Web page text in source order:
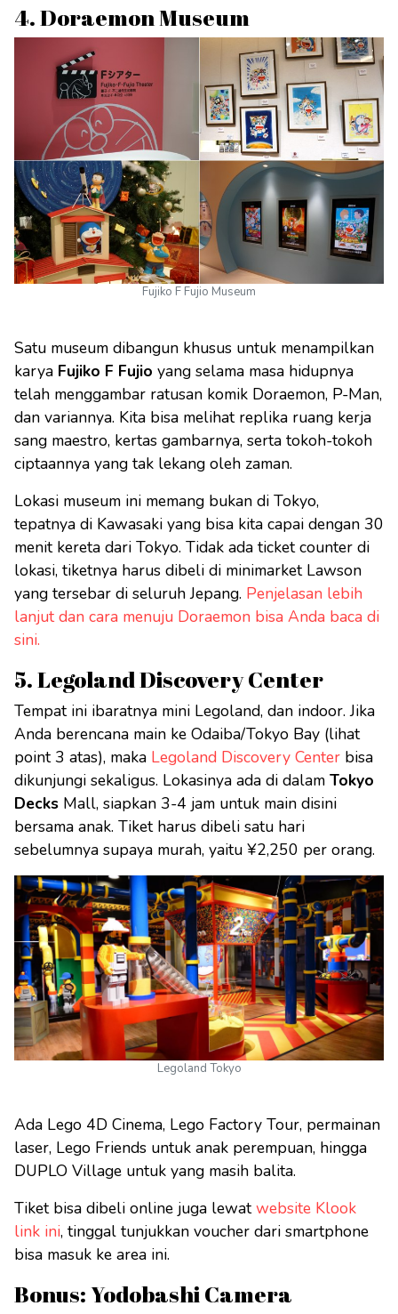
4. Doraemon Museum
Fujiko F Fujio Museum
Satu museum dibangun khusus untuk menampilkan
karya Fujiko F Fujio yang selama masa hidupnya
telah menggambar ratusan komik Doraemon, P-Man,
dan variannya. Kita bisa melihat replika ruang kerja
sang maestro, kertas gambarnya, serta tokoh-tokoh
ciptaannya yang tak lekang oleh zaman.
Lokasi museum ini memang bukan di Tokyo,
tepatnya di Kawasaki yang bisa kita capai dengan 30
menit kereta dari Tokyo. Tidak ada ticket counter di
lokasi, tiketnya harus dibeli di minimarket Lawson
yang tersebar di seluruh Jepang. Penjelasan lebih
lanjut dan cara menuju Doraemon bisa Anda baca di
sini.
5. Legoland Discovery Center
Tempat ini ibaratnya mini Legoland, dan indoor. Jika
Anda berencana main ke Odaiba/Tokyo Bay (lihat
point 3 atas), maka Legoland Discovery Center bisa
dikunjungi sekaligus. Lokasinya ada di dalam Tokyo
Decks Mall, siapkan 3-4 jam untuk main disini
bersama anak. Tiket harus dibeli satu hari
sebelumnya supaya murah, yaitu ¥2,250 per orang.
Legoland Tokyo
Ada Lego 4D Cinema, Lego Factory Tour, permainan
laser, Lego Friends untuk anak perempuan, hingga
DUPLO Village untuk yang masih balita.
Tiket bisa dibeli online juga lewatwebsite Klook
link ini, tinggal tunjukkan voucher dari smartphone
bisa masuk ke area ini.
Bonus: Yodobashi Camera